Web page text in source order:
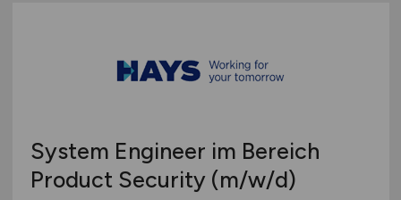
System Engineer im Bereich
Product Security (m/w/d)